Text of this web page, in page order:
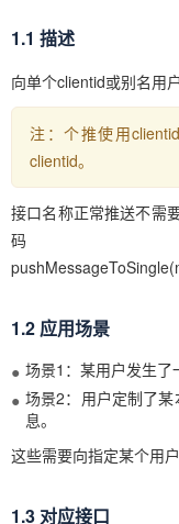
1.1 描述
向单个clientid或别名用
注：个推使用
clientid。
接口名称正常推送不需
码
1.2 应用场景
场景1：某用户发生
场景2：用户定制了
息。
这些需要向指定某个用
1.3 对应接口